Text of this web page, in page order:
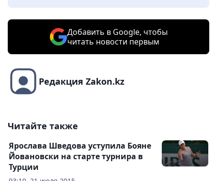
Добавить в Google, чтобы
читать новости первым
Редакция Zakon.kz
Читайте также
Ярослава Шведова уступила Бояне
Йовановски на старте турнира в
Турции